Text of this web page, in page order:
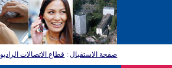
صفحة الاستقبال: قطاع الاتصالات